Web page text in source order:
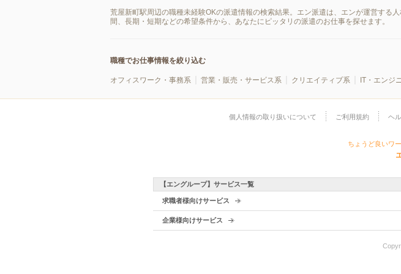
荒屋新町駅周辺の職種未経験OKの派遣情報の検索結果。エン派遣は、エンが運営する
間、長期・短期などの希望条件から、あなたにピッタリの派遣のお仕事を探せます。
職種でお仕事情報を絞り込む
オフィスワーク・事務系 営業・販売・サービス系 クリエイティブ系 IT・エンジ
個人情報の取り扱いについて ご利用規約 ヘ
ちょうど良いワ
【エングループ】サービス一覧
求職者様向けサービス
企業様向けサービス